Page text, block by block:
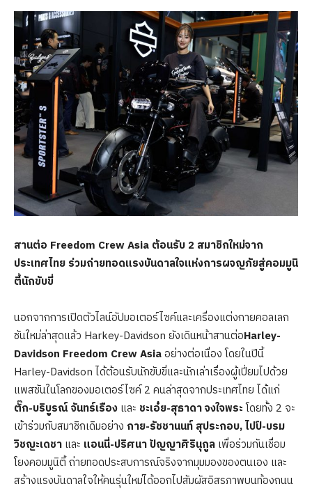
สานต่อ Freedom Crew Asia ต้อนรับ 2 สมาชิกใหม่จาก
ประเทศไทย ร่วมถ่ายทอดแรงบันดาลใจแห่งการผจญภัยสู่คอมมูนิ
ตี้นักขับขี่
นอกจากการเปิดตัวไลน์อัปมอเตอร์ไซค์และเครื่องแต่งกายคอลเลก
ชันใหม่ล่าสุดแล้ว Harkey-Davidson ยังเดินหน้าสานต่อHarley-
Davidson Freedom Crew Asiaอย่างต่อเนื่อง โดยในปีนี้
Harley-Davidson ได้ต้อนรับนักขับขี่และนักเล่าเรื่องผู้เปี่ยมไปด้วย
แพสชันในโลกของมอเตอร์ไซค์ 2 คนล่าสุดจากประเทศไทย ได้แก่
ตั๊ก-บริบูรณ์ จันทร์เรือง และ ชะเอ๋ย-สุธาดา จงใจพระโดยทั้ง 2 จะ
เข้าร่วมกับสมาชิกเดิมอย่าง กาย-รัชชานนท์ สุประกอบ, ไปป์-บรม
วิชญะเดชา และ แอนนี่-ปริศนา ปัญญาศิรินุกูล เพื่อร่วมกันเชื่อม
โยงคอมมูนิตี้ ถ่ายทอดประสบการณ์จริงจากมุมมองของตนเอง และ
สร้างแรงบันดาลใจให้คนรุ่นใหม่ได้ออกไปสัมผัสอิสรภาพบนท้องถนน